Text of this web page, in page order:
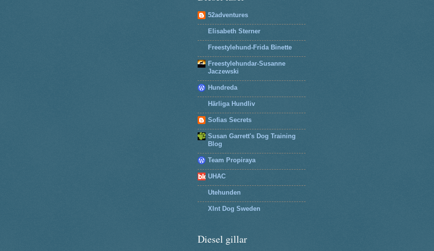
52adventures
Elisabeth Sterner
Freestylehund-Frida Binette
Freestylehundar-Susanne
Jaczewski
Hundreda
Härliga Hundliv
Sofias Secrets
Susan Garrett's Dog Training
Blog
Team Propiraya
UHAC
Utehunden
Xlnt Dog Sweden
Diesel gillar